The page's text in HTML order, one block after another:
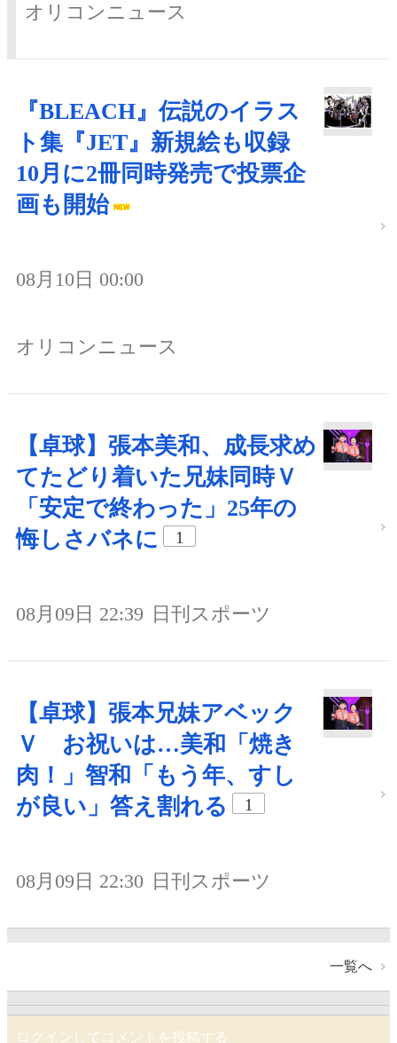
オリコンニュース
『BLEACH』伝説のイラス
ト集『JET』新規絵も収録
10月に2冊同時発売で投票企
画も開始
08月10日 00:00
オリコンニュース
【卓球】張本美和、成長求め
てたどり着いた兄妹同時Ｖ
「安定で終わった」25年の
悔しさバネに
1
08月09日 22:39 日刊スポーツ
【卓球】張本兄妹アベック
Ｖ お祝いは…美和「焼き
肉！」智和「もう年、すし
が良い」答え割れる
1
08月09日 22:30 日刊スポーツ
一覧へ
ログインしてコメントを投稿する